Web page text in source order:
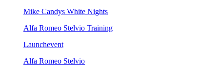
Mike Candys White Nights
Alfa Romeo Stelvio Training
Launchevent
Alfa Romeo Stelvio